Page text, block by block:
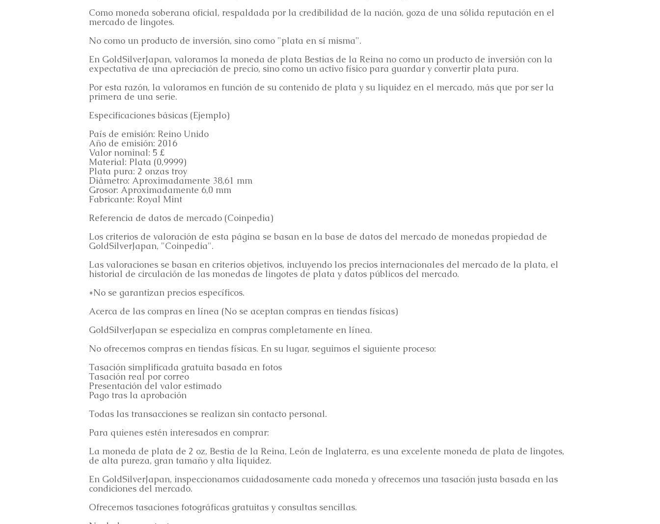
Como moneda soberana oficial, respaldada por la credibilidad de la nación, goza de una sólida reputación en el
mercado de lingotes.
No como un producto de inversión, sino como "plata en sí misma".
En GoldSilverJapan, valoramos la moneda de plata Bestias de la Reina no como un producto de inversión con la
expectativa de una apreciación de precio, sino como un activo físico para guardar y convertir plata pura.
Por esta razón, la valoramos en función de su contenido de plata y su liquidez en el mercado, más que por ser la
primera de una serie.
Especificaciones básicas (Ejemplo)
País de emisión: Reino Unido
Año de emisión: 2016
Valor nominal: 5 £
Material: Plata (0,9999)
Plata pura: 2 onzas troy
Diámetro: Aproximadamente 38,61 mm
Grosor: Aproximadamente 6,0 mm
Fabricante: Royal Mint
Referencia de datos de mercado (Coinpedia)
Los criterios de valoración de esta página se basan en la base de datos del mercado de monedas propiedad de
GoldSilverJapan, "Coinpedia".
Las valoraciones se basan en criterios objetivos, incluyendo los precios internacionales del mercado de la plata, el
historial de circulación de las monedas de lingotes de plata y datos públicos del mercado.
*No se garantizan precios específicos.
Acerca de las compras en línea (No se aceptan compras en tiendas físicas)
GoldSilverJapan se especializa en compras completamente en línea.
No ofrecemos compras en tiendas físicas. En su lugar, seguimos el siguiente proceso:
Tasación simplificada gratuita basada en fotos
Tasación real por correo
Presentación del valor estimado
Pago tras la aprobación
Todas las transacciones se realizan sin contacto personal.
Para quienes estén interesados en comprar:
La moneda de plata de 2 oz, Bestia de la Reina, León de Inglaterra, es una excelente moneda de plata de lingotes,
de alta pureza, gran tamaño y alta liquidez.
En GoldSilverJapan, inspeccionamos cuidadosamente cada moneda y ofrecemos una tasación justa basada en las
condiciones del mercado.
Ofrecemos tasaciones fotográficas gratuitas y consultas sencillas.